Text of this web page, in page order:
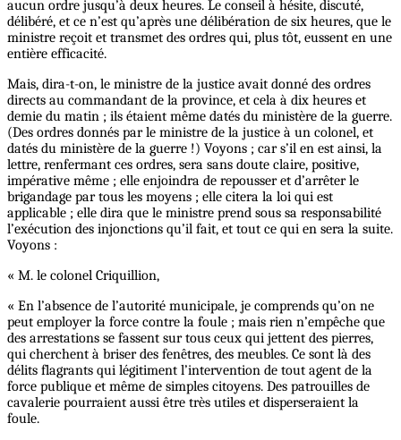
aucun ordre jusqu’à deux heures. Le conseil à hésite, discuté,
délibéré, et ce n’est qu’après une délibération de six heures, que le
ministre reçoit et transmet des ordres qui, plus tôt, eussent en une
entière efficacité.
Mais, dira-t-on, le ministre de la justice avait donné des ordres
directs au commandant de la province, et cela à dix heures et
demie du matin ; ils étaient même datés du ministère de la guerre.
(Des ordres donnés par le ministre de la justice à un colonel, et
datés du ministère de la guerre !) Voyons ; car s’il en est ainsi, la
lettre, renfermant ces ordres, sera sans doute claire, positive,
impérative même ; elle enjoindra de repousser et d’arrêter le
brigandage par tous les moyens ; elle citera la loi qui est
applicable ; elle dira que le ministre prend sous sa responsabilité
l’exécution des injonctions qu’il fait, et tout ce qui en sera la suite.
Voyons :
« M. le colonel Criquillion,
« En l’absence de l’autorité municipale, je comprends qu’on ne
peut employer la force contre la foule ; mais rien n’empêche que
des arrestations se fassent sur tous ceux qui jettent des pierres,
qui cherchent à briser des fenêtres, des meubles. Ce sont là des
délits flagrants qui légitiment l’intervention de tout agent de la
force publique et même de simples citoyens. Des patrouilles de
cavalerie pourraient aussi être très utiles et disperseraient la
foule.